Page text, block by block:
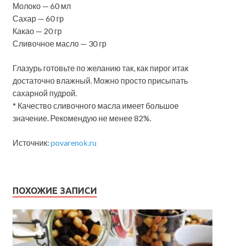
Молоко — 60 мл
Сахар — 60 гр
Какао — 20 гр
Сливочное масло — 30 гр
Глазурь готовьте по желанию так, как пирог итак
достаточно влажный. Можно просто присыпать
сахарной пудрой.
* Качество сливочного масла имеет большое
значение. Рекомендую не менее 82%.
Источник: povarenok.ru
ПОХОЖИЕ ЗАПИСИ